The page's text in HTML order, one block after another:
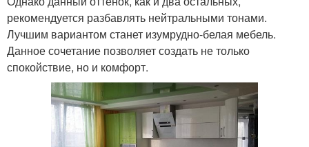
рекомендуется разбавлять нейтральными тонами.
Лучшим вариантом станет изумрудно-белая мебель.
Данное сочетание позволяет создать не только
спокойствие, но и комфорт.